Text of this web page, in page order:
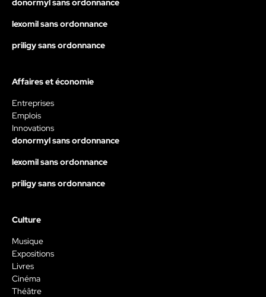
donormyl sans ordonnance
lexomil sans ordonnance
priligy sans ordonnance
Affaires et économie
Entreprises
Emplois
Innovations
donormyl sans ordonnance
lexomil sans ordonnance
priligy sans ordonnance
Culture
Musique
Expositions
Livres
Cinéma
Théâtre